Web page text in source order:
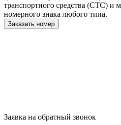
транспортного средства (СТС) и
номерного знака любого типа.
Заказать номер
Заявка на обратный звонок